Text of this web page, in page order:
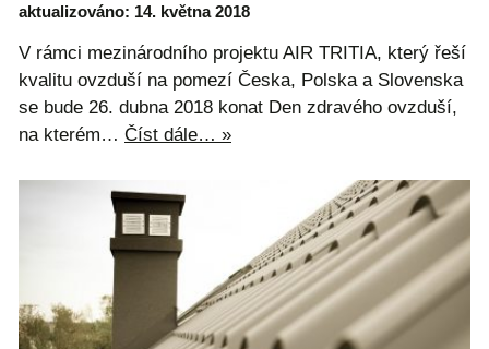
aktualizováno: 14. května 2018
V rámci mezinárodního projektu AIR TRITIA, který řeší
kvalitu ovzduší na pomezí Česka, Polska a Slovenska
se bude 26. dubna 2018 konat Den zdravého ovzduší,
na kterém… Číst dále… »